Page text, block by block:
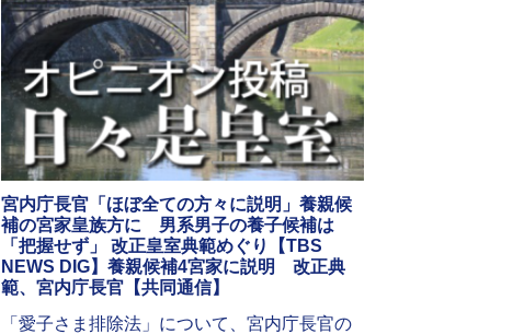
宮内庁長官「ほぼ全ての方々に説明」養親候
補の宮家皇族方に 男系男子の養子候補は
「把握せず」 改正皇室典範めぐり【TBS
NEWS DIG】養親候補4宮家に説明 改正典
範、宮内庁長官【共同通信】
「愛子さま排除法」について、宮内庁長官の